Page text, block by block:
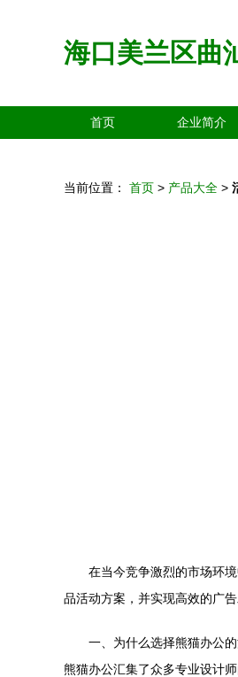
海口美兰区曲
首页 企业简介
当前位置： 首页 > 产品大全 >
在当今竞争激烈的市场环
品活动方案，并实现高效的广告
一、为什么选择熊猫办公
熊猫办公汇集了众多专业设计